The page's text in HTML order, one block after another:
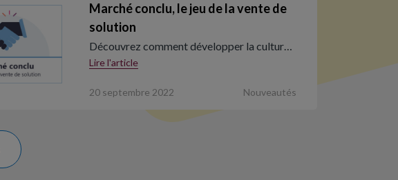
Marché conclu, le jeu de la vente de
solution
Découvrez comment développer la cultur…
Lire l'article
20 septembre 2022 Nouveautés